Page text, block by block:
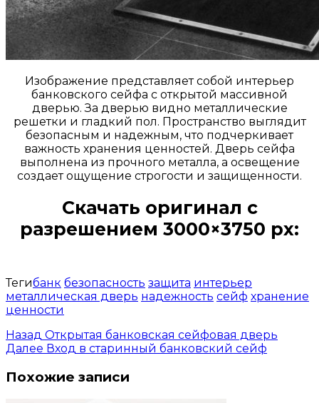
Изображение представляет собой интерьер
банковского сейфа с открытой массивной
дверью. За дверью видно металлические
решетки и гладкий пол. Пространство выглядит
безопасным и надежным, что подчеркивает
важность хранения ценностей. Дверь сейфа
выполнена из прочного металла, а освещение
создает ощущение строгости и защищенности.
Скачать оригинал с
разрешением 3000×3750 px:
Тегибанк безопасность защита интерьер
металлическая дверь надежность сейф хранение
ценности
Назад Открытая банковская сейфовая дверь
Далее Вход в старинный банковский сейф
Похожие записи